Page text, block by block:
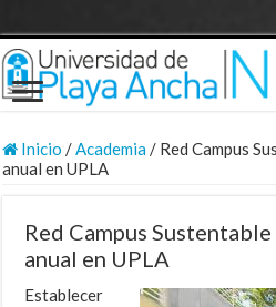
Inicio /Academia/ Red Campus
anual en UPLA
Red Campus
anual en UPLA
Establecer